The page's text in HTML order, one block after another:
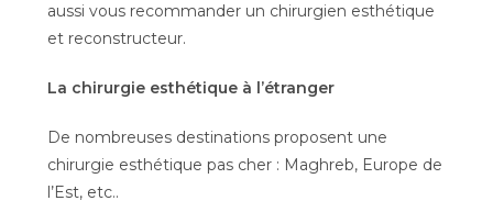
aussi vous recommander un chirurgien esthétique
et reconstructeur.
La chirurgie esthétique à l’étranger
De nombreuses destinations proposent une
chirurgie esthétique pas cher : Maghreb, Europe de
l’Est, etc..